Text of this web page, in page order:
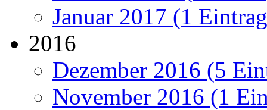
Januar 2017 (1
2016
Dezember 2016 (5
November 2016 (1